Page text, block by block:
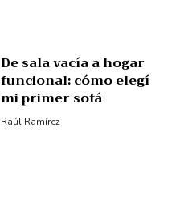
De sala vacía a hogar
funcional: cómo elegí
mi primer sofá
Raúl Ramírez